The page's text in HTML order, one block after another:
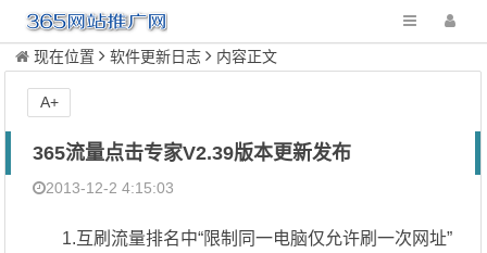
现在位置 软件更新日志 内容正文
365流量点击专家V2.39版本更新发布
2013-12-2 4:15:03
1.互刷流量排名中“限制同一电脑仅允许刷一次网址”
A+